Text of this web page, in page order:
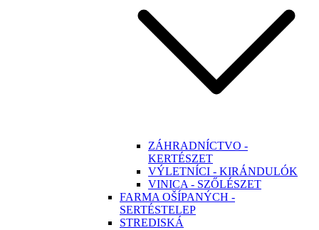
ZÁHRADNÍCTVO -
KERTÉSZET
VÝLETNÍCI - KIRÁNDULÓK
VINICA - SZŐLÉSZET
FARMA OŠÍPANÝCH -
SERTÉSTELEP
STREDISKÁ